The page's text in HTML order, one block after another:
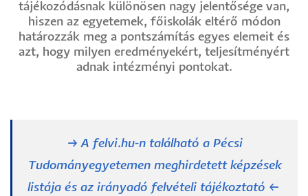
tájékozódásnak különösen nagy jelentősége van,
hiszen az egyetemek, főiskolák eltérő módon
határozzák meg a pontszámítás egyes elemeit és
azt, hogy milyen eredményekért, teljesítményért
adnak intézményi pontokat.
→ A felvi.hu-n található a Pécsi
Tudományegyetemen meghirdetett képzések
listája és az irányadó felvételi tájékoztató ←